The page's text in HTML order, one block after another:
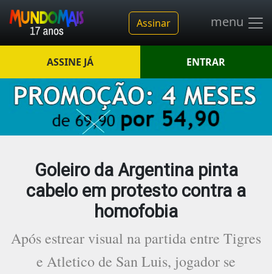
Assinar menu
ASSINE JÁ ENTRAR
Goleiro da Argentina pinta
cabelo em protesto contra a
homofobia
Após estrear visual na partida entre Tigres
e Atletico de San Luis, jogador se